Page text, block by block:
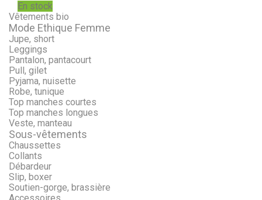
En stock
Vêtements bio
Mode Ethique Femme
Jupe, short
Leggings
Pantalon, pantacourt
Pull, gilet
Pyjama, nuisette
Robe, tunique
Top manches courtes
Top manches longues
Veste, manteau
Sous-vêtements
Chaussettes
Collants
Débardeur
Slip, boxer
Soutien-gorge, brassière